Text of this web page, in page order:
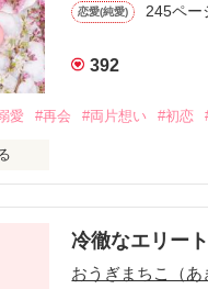
恋愛(純愛) 245ペー
392
愛 #再会 #両片想い #初恋
る出来事をきっかけに二人
冷徹なエリー
おうぎまちこ（あ